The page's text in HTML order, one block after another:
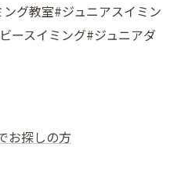
グ教室#ジュニアスイミン
ースイミング#ジュニアダ
お探しの方